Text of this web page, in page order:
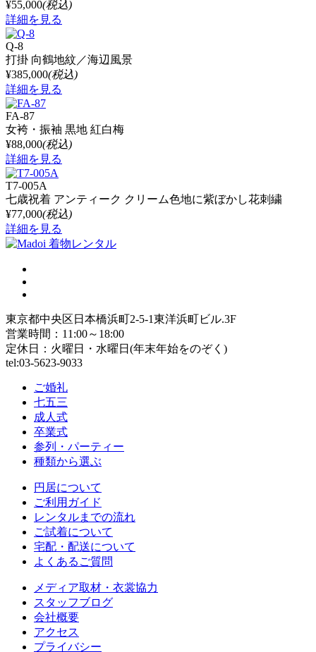
¥55,000(税込)
詳細を見る
Q-8
打掛 向鶴地紋／海辺風景
¥385,000(税込)
詳細を見る
FA-87
女袴・振袖 黒地 紅白梅
¥88,000(税込)
詳細を見る
T7-005A
七歳祝着 アンティーク クリーム色地に紫ぼかし花刺繍
¥77,000(税込)
詳細を見る
東京都中央区日本橋浜町2-5-1東洋浜町ビル.3F
営業時間：11:00～18:00
定休日：火曜日・水曜日(年末年始をのぞく)
tel:03-5623-9033
ご婚礼
七五三
成人式
卒業式
参列・パーティー
種類から選ぶ
円居について
ご利用ガイド
レンタルまでの流れ
ご試着について
宅配・配送について
よくあるご質問
メディア取材・衣裳協力
スタッフブログ
会社概要
アクセス
プライバシー